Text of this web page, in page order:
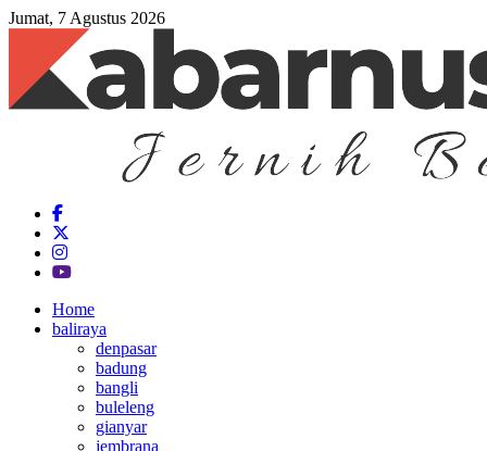
Jumat, 7 Agustus 2026
Home
baliraya
denpasar
badung
bangli
buleleng
gianyar
jembrana